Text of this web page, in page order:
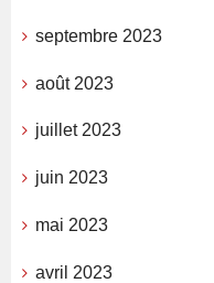
septembre 2023
août 2023
juillet 2023
juin 2023
mai 2023
avril 2023